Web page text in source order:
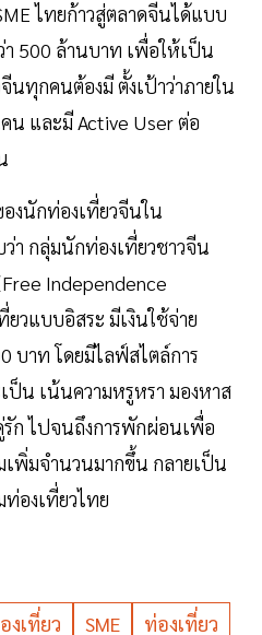
ไทยก้าวสู่ตลาดจีนได้แบบ
า 500 ล้านบาท เพื่อให้เป็น
ทุกคนต้องมี ตั้งเป้าว่าภายใน
น และมี Active User ต่อ
งนักท่องเที่ยวจีนใน
า กลุ่มนักท่องเที่ยวชาวจีน
Independence
วแบบอิสระ มีเงินใช้จ่าย
บาท โดยมีไลฟ์สไตล์การ
ป็น เน้นความหรูหรา มองหาส
ก ไปจนถึงการพักผ่อนเพื่อ
พิ่มจำนวนมากขึ้น กลายเป็น
องเที่ยวไทย
งเที่ยว SME
ท่องเที่ยว